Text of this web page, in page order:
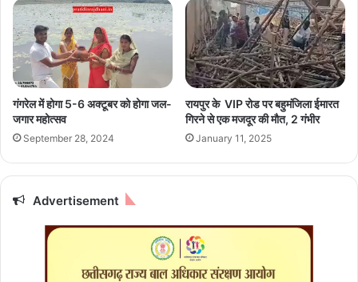
स्ती
फा
दे
ने
के
ए
या
र
चा
र
,
इ
स
सि
से
ब
ना
एं
गंगरेल में होगा 5-6 अक्टूबर को होगा जल-
जगार महोत्सव
September 28, 2024
रायपुर के VIP रोड पर बहुमंजिला ईमारत
गिरने से एक मजदूर की माैत, 2 गंभीर
January 11, 2025
Advertisement